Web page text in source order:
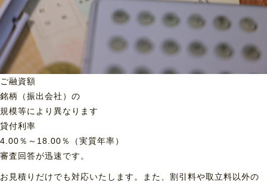
ご融資額
銘柄（振出会社）の
規模等により異なります
貸付利率
4.00％～18.00％（実質年率）
審査回答が迅速です。
お見積りだけでも対応いたします。また、割引料や取立料以外の